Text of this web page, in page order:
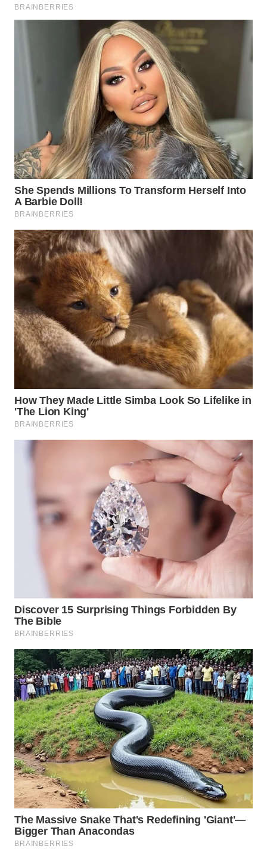
WN
BOROBUDUR
WN
MADURA
WN
SURABAYA
WN
NATUNA
WN
WN
MANDALIKA
WN
WN
LABUANBAJO
WN
NEWS
WAHANA
TANI
ADVOKAT
WAHANA
INFRASTRUKTUR
WAHANA
KONSUMEN
WAHANA
LISTRIK
WAHANA
TRAVEL